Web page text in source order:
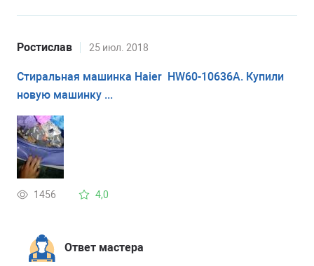
Ростислав 25 июл. 2018
Стиральная машинка Haier HW60-10636A. Купили
новую машинку ...
1456 4,0
Ответ мастера